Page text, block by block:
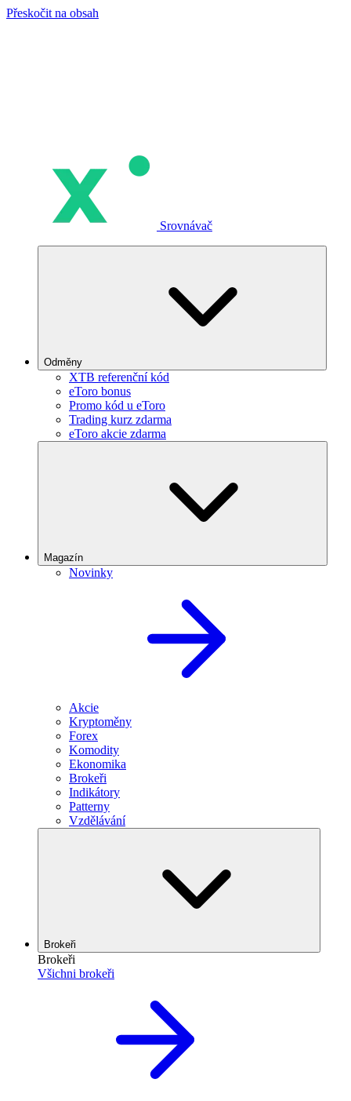
Přeskočit na obsah
Srovnávač
Odměny
XTB referenční kód
eToro bonus
Promo kód u eToro
Trading kurz zdarma
eToro akcie zdarma
Magazín
Novinky
Akcie
Kryptoměny
Forex
Komodity
Ekonomika
Brokeři
Indikátory
Patterny
Vzdělávání
Brokeři
Brokeři
Všichni brokeři